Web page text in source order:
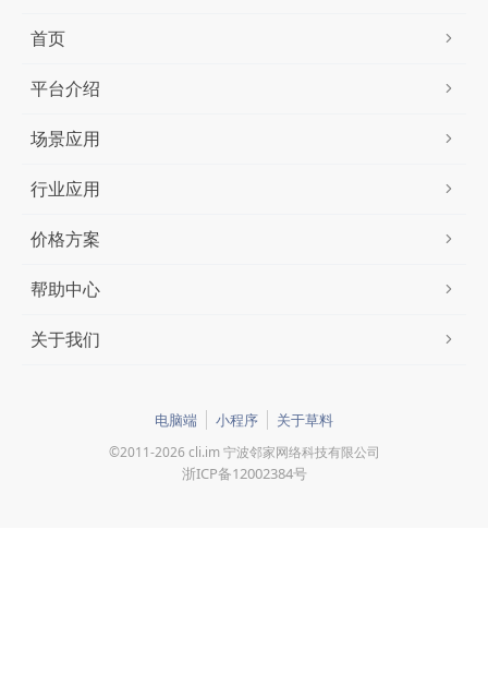
首页
平台介绍
场景应用
行业应用
价格方案
帮助中心
关于我们
电脑端 小程序 关于草料
©2011-2026 cli.im 宁波邻家网络科技有限公司
浙ICP备12002384号